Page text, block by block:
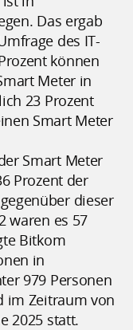
Das ergab
des IT-
können
Meter in
23 Prozent
Smart Meter
Smart Meter
Prozent der
dieser
waren es 57
Bitkom
in
979 Personen
im Zeitraum von
2025 statt.